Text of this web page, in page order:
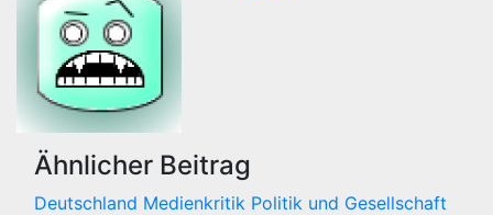
Ähnlicher Beitrag
Deutschland Medienkritik Politik und Gesellschaft